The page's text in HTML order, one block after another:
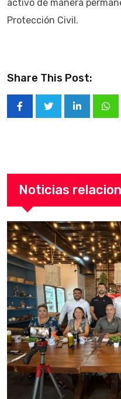
activó de manera
Protección Civil.
Share This Post:
LinkedIn
Noticias